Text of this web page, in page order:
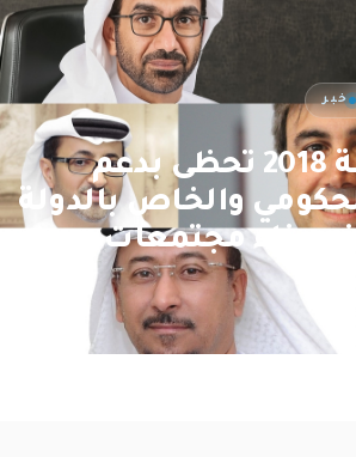
خبر
قمة المعرفة 2018 تحظى بدعم
والخاص بالدولة
بناء مجتمعات